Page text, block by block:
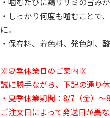
・しっかり何度も噛むことで
に。
・保存料、着色料、発色剤、
※夏季休業日のご案内※
誠に勝手ながら、下記の通り
・夏季休業期間：8/7（金）～
ご注文日によって発送日が異